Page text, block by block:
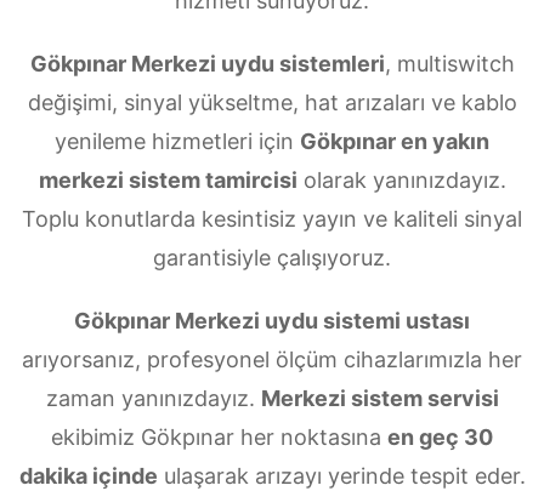
Gökpınar Merkezi uydu sistemleri, multiswitch
değişimi, sinyal yükseltme, hat arızaları ve kablo
yenileme hizmetleri için Gökpınar en yakın
merkezi sistem tamircisi olarak yanınızdayız.
Toplu konutlarda kesintisiz yayın ve kaliteli sinyal
garantisiyle çalışıyoruz.
Gökpınar Merkezi uydu sistemi ustası
arıyorsanız, profesyonel ölçüm cihazlarımızla her
zaman yanınızdayız. Merkezi sistem servisi
ekibimiz Gökpınar her noktasına en geç 30
dakika içinde ulaşarak arızayı yerinde tespit eder.